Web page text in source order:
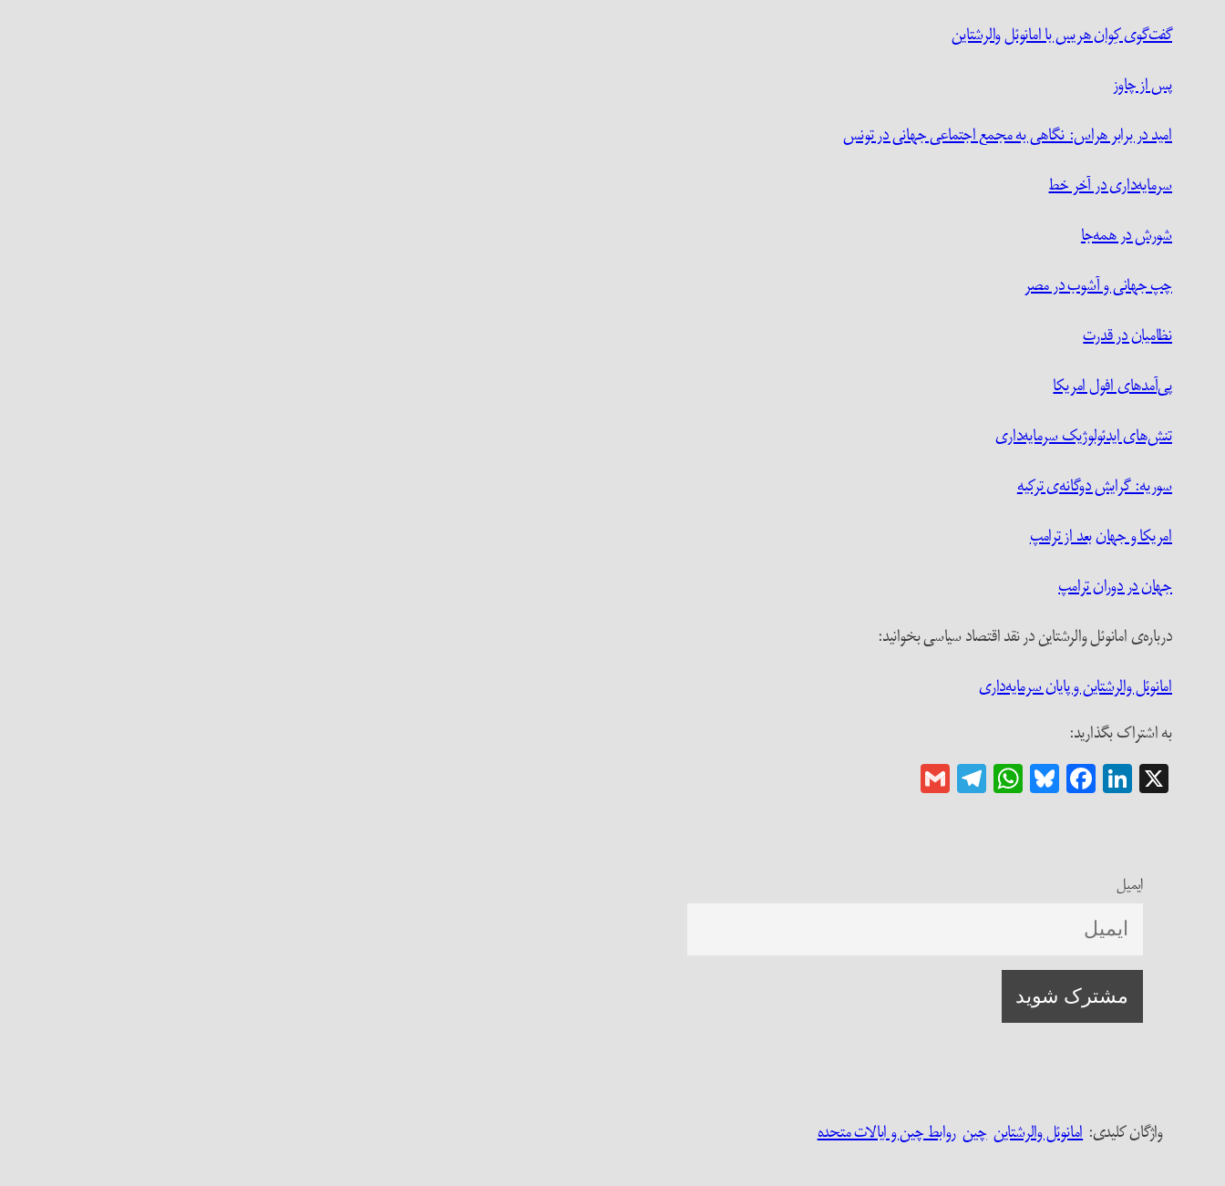
گفت‌گوی کِوان هریس با امانوئل والرشتاین
پس از چاوز
امید در برابر هراس: نگاهی به مجمع اجتماعی جهانی در تونس
سرمایه‌داری در آخر خط
شورش در همه‌جا
چپ جهانی و آشوب در مصر
نظامیان در قدرت
پی‌آمدهای افول امریکا
تنش‌های ایدئولوژیک سرمایه‌داری
سوریه: گرایش دوگانه‌ی ترکیه
امریکا و جهان بعد از ترامپ
جهان در دوران ترامپ
درباره‌ی امانوئل والرشتاین در نقد اقتصاد سیاسی بخوانید:
امانوئل والرشتاین و پایان سرمایه‌داری
به اشتراک بگذارید:
X
LinkedIn
Facebook
Bluesky
WhatsApp
Telegram
ایمیل
واژگان کلیدی:‌امانوئل والرشتاین چین روابط چین و ایالات متحده